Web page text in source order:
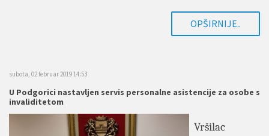
OPŠIRNIJE..
subota, 02 februar 2019 14:53
U Podgorici nastavljen servis personalne asistencije za osobe s
invaliditetom
Vršilac